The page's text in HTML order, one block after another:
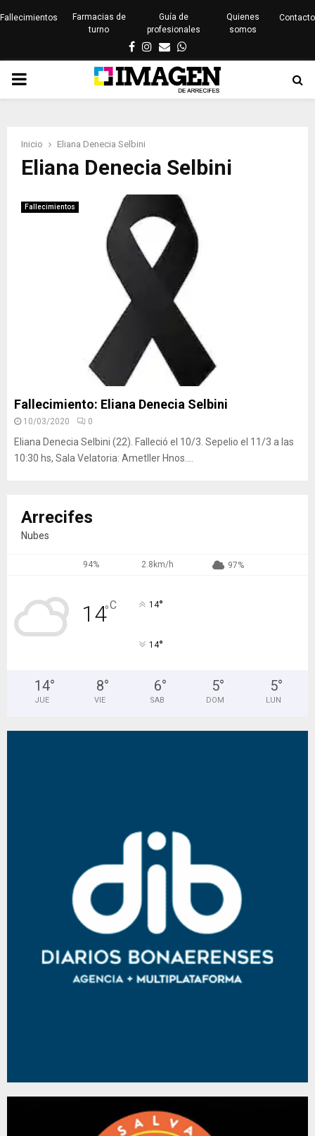
Fallecimientos
Farmacias de
turno
Guía de
profesionales
Quienes
somos
Contacto
Facebook
Instagram
EmailWhatsapp
PRIMARY
Inicio Eliana Denecia Selbini
Eliana Denecia Selbini
Fallecimientos
Fallecimiento: Eliana Denecia Selbini
10/03/2020 0
Eliana Denecia Selbini (22). Falleció el 10/3. Sepelio el 11/3 a las
10:30 hs, Sala Velatoria: Ametller Hnos....
Arrecifes
Nubes
94% 2.8km/h 97%
14°C 14°
14°
14°
JUE
8°
VIE
6°
SAB
5°
DOM
5°
LUN